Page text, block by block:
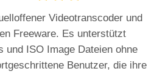
Videotranscoder und
Freeware. Es unterstützt
und ISO Image Dateien ohne
Benutzer, die ihre